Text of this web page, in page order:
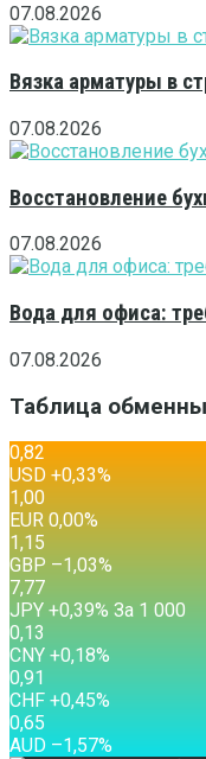
07.08.2026
Вязка арматуры в
07.08.2026
Восстановление
07.08.2026
Вода для офиса:
07.08.2026
Таблица
0,82
USD +0,33%
1,00
EUR 0,00%
1,15
GBP –1,03%
7,77
JPY +0,39% За 1 000
0,13
CNY +0,18%
0,91
CHF +0,45%
0,65
AUD –1,57%